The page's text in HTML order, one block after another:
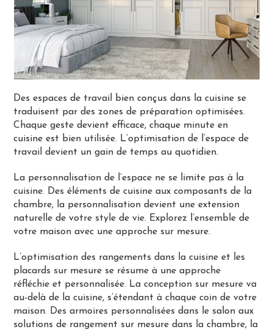
Des espaces de travail bien conçus dans la cuisine se
traduisent par des zones de préparation optimisées.
Chaque geste devient efficace, chaque minute en
cuisine est bien utilisée. L’optimisation de l’espace de
travail devient un gain de temps au quotidien.
La personnalisation de l’espace ne se limite pas à la
cuisine. Des éléments de cuisine aux composants de la
chambre, la personnalisation devient une extension
naturelle de votre style de vie. Explorez l’ensemble de
votre maison avec une approche sur mesure.
L’optimisation des rangements dans la cuisine et les
placards sur mesure se résume à une approche
réfléchie et personnalisée. La conception sur mesure va
au-delà de la cuisine, s’étendant à chaque coin de votre
maison. Des armoires personnalisées dans le salon aux
solutions de rangement sur mesure dans la chambre, la